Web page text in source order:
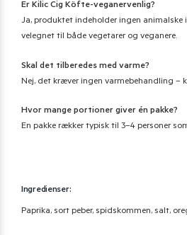
Er Kilic Cig Köfte-veganervenlig?
Ja, produktet indeholder ingen animalske
velegnet til både vegetarer og veganere.
Skal det tilberedes med varme?
Nej, det kræver ingen varmebehandling –
Hvor mange portioner giver én pakke?
En pakke rækker typisk til 3–4 personer
Ingredienser:
Paprika, sort peber, spidskommen, salt,